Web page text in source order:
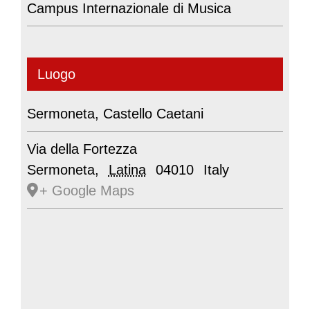
Campus Internazionale di Musica
Luogo
Sermoneta, Castello Caetani
Via della Fortezza
Sermoneta, Latina 04010
Italy
+ Google Maps